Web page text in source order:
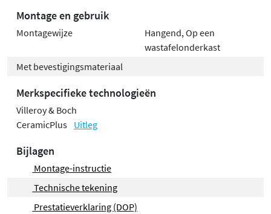
Montage en gebruik
Montagewijze
Hangend, Op een
wastafelonderkast
Met bevestigingsmateriaal
Merkspecifieke technologieën
Villeroy & Boch
CeramicPlus Uitleg
Bijlagen
Montage-instructie
Technische tekening
Prestatieverklaring (DOP)